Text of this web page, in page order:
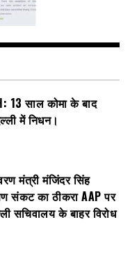
13 साल कोमा के बाद
में निधन।
मंत्री मंजिंदर सिंह
संकट का ठीकरा AAP पर
सचिवालय के बाहर विरोध